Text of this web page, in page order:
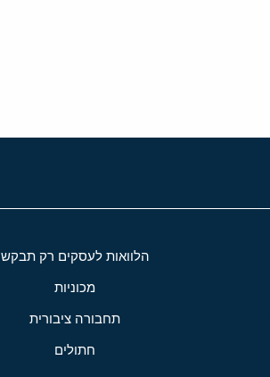
הלוואות לעסקים רק תבקש
מכוניות
תחבורה ציבורית
חתולים